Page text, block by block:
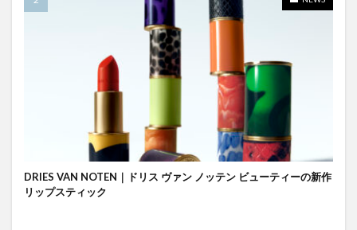
DRIES VAN NOTEN｜ドリス ヴァン ノッテン ビューティーの新作
リップスティック